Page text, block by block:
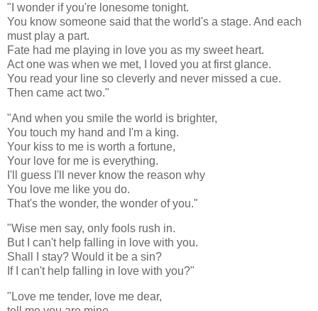
"I wonder if you're lonesome tonight.
You know someone said that the world's a stage. And each
must play a part.
Fate had me playing in love you as my sweet heart.
Act one was when we met, I loved you at first glance.
You read your line so cleverly and never missed a cue.
Then came act two."
"And when you smile the world is brighter,
You touch my hand and I'm a king.
Your kiss to me is worth a fortune,
Your love for me is everything.
I'll guess I'll never know the reason why
You love me like you do.
That's the wonder, the wonder of you."
"Wise men say, only fools rush in.
But I can't help falling in love with you.
Shall I stay? Would it be a sin?
If I can't help falling in love with you?"
"Love me tender, love me dear,